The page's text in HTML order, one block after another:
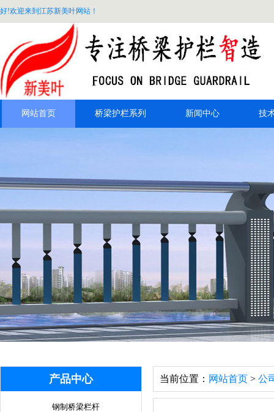
好!欢迎来到江苏新美叶网站！
网站首页 桥梁护栏系列 新闻中心 技
当前位置： 网站首页 > 公
产品中心
钢制桥梁栏杆